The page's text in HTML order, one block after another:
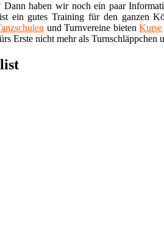
Dann haben wir noch ein paar
gutes Training für den ganzen
und Turnvereine bietenKurse
Erste nicht mehr als Turnschläppchen